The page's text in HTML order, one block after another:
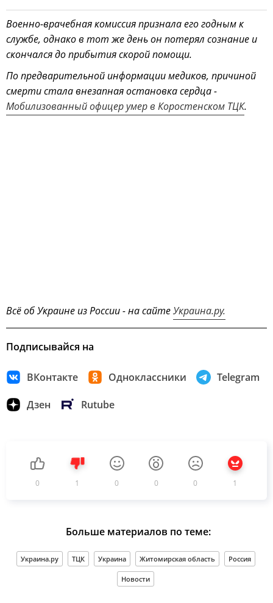
Военно-врачебная комиссия признала его годным к
службе, однако в тот же день он потерял сознание и
скончался до прибытия скорой помощи.
По предварительной информации медиков, причиной
смерти стала внезапная остановка сердца -
Мобилизованный офицер умер в Коростенском ТЦК.
Всё об Украине из России - на сайтеУкраина.ру.
Подписывайся на
ВКонтакте Одноклассники Telegram
Дзен Rutube
0 1 0 0 0 1
Больше материалов по теме:
Украина.ру ТЦК Украина Житомирская область Россия
Новости